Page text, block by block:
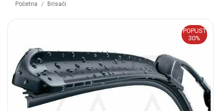
Početna / Brisači
POPUST
30%